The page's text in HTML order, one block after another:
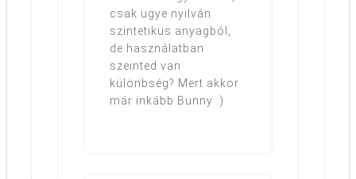
csak ugye nyilván
szintetikus anyagból,
de használatban
szeinted van
különbség? Mert akkor
már inkább Bunny :)